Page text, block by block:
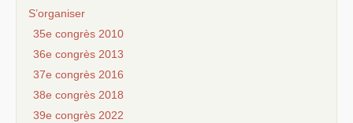
S’organiser
35e congrès 2010
36e congrès 2013
37e congrès 2016
38e congrès 2018
39e congrès 2022